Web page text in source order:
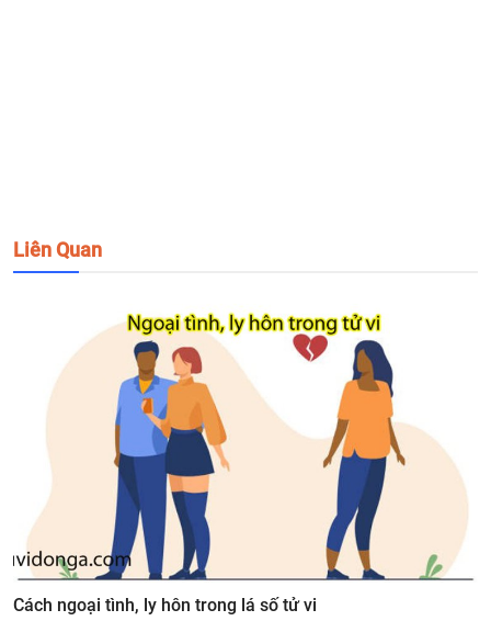
Liên Quan
Cách ngoại tình, ly hôn trong lá số tử vi